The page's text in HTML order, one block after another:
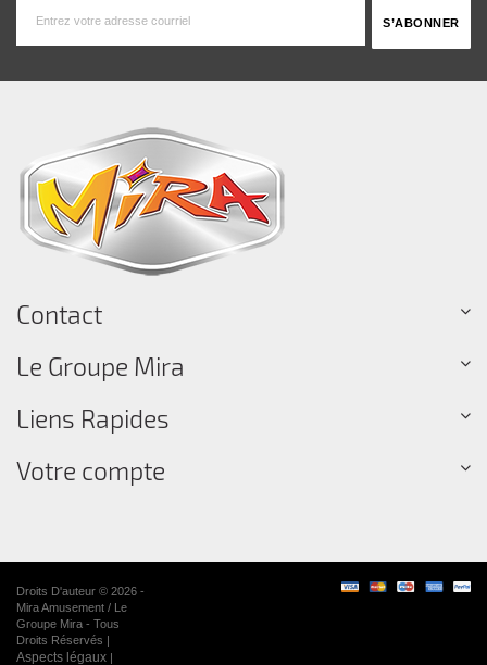
Contact
Le Groupe Mira
Liens Rapides
Votre compte
Droits D'auteur © 2026 -
Mira Amusement / Le
Groupe Mira - Tous
Droits Réservés |
Aspects légaux |